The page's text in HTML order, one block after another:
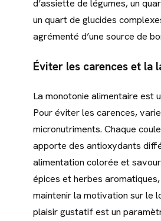
d’assiette de légumes, un
un quart de glucides
agrémenté d’une source de
Éviter les carences et la
La monotonie alimentaire est
Pour éviter les carences,
micronutriments. Chaque
apporte des antioxydants
alimentation colorée et
épices et herbes
maintenir la motivation sur le
plaisir gustatif est un